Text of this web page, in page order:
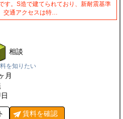
す。S造で建てられており、新耐震基準
交通アクセスは特…
相談
を知りたい
月
賃料を確認